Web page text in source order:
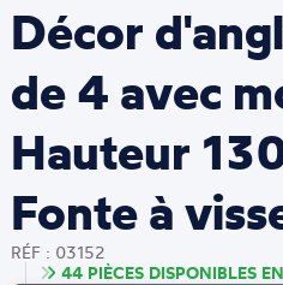
Décor
de 4 avec
Hauteur
Fonte à
RÉF : 03152
44 PIÈCES DISPONIBLES